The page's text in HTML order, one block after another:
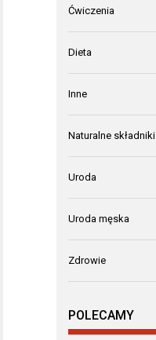
Ćwiczenia
Dieta
Inne
Naturalne składniki
Uroda
Uroda męska
Zdrowie
POLECAMY